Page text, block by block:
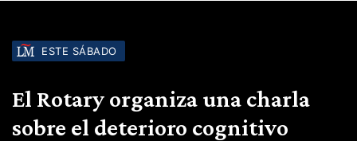
ESTE SÁBADO
El Rotary organiza una charla
sobre el deterioro cognitivo